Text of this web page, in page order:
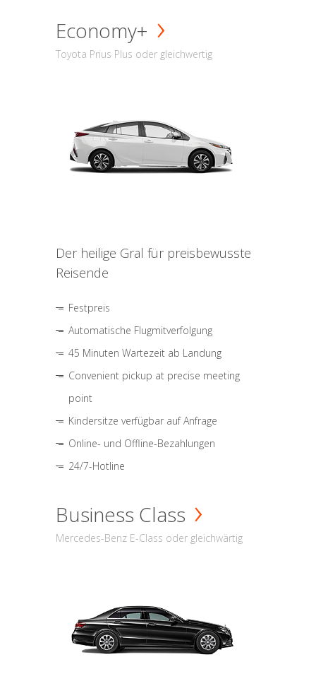
Economy+
Toyota Prius Plus oder gleichwertig
Der heilige Gral für preisbewusste
Reisende
Festpreis
Automatische Flugmitverfolgung
45 Minuten Wartezeit ab Landung
Convenient pickup at precise meeting
point
Kindersitze verfügbar auf Anfrage
Online- und Offline-Bezahlungen
24/7-Hotline
Business Class
Mercedes-Benz E-Class oder gleichwärtig